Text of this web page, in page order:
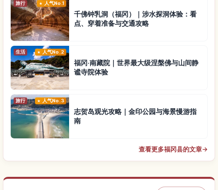
旅行 人气No.1
千佛钟乳洞（福冈）｜涉水探洞体验：看
点、穿着准备与交通攻略
生活 人气No.2
福冈·南藏院｜世界最大级涅槃佛与山间静
谧寺院体验
旅行 人气No.3
志贺岛观光攻略｜金印公园与海景慢游指
南
查看更多福冈县的文章→